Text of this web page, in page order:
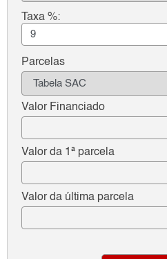
Taxa %:
Parcelas
Valor Financiado
Valor da 1ª parcela
Valor da última parcela